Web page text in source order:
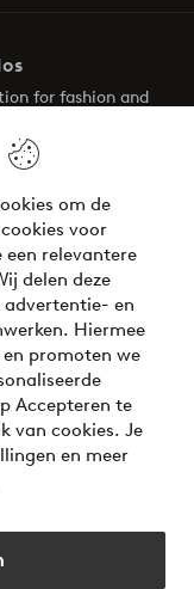
om de
voor
een relevantere
delen deze
advertentie- en
Hiermee
promoten we
Accepteren te
van cookies. Je
en meer
for fashion and
look is here!
opsplitsen
?